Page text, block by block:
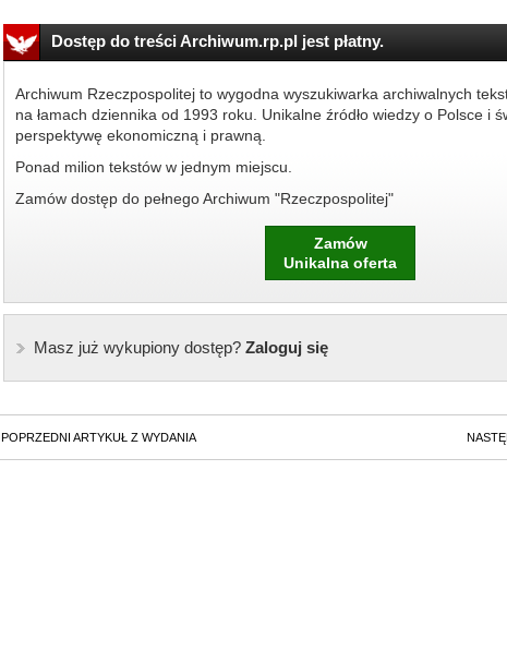
Dostęp do treści Archiwum.rp.pl jest płatny.
Archiwum Rzeczpospolitej to wygodna wyszukiwarka archiwalnych
na łamach dziennika od 1993 roku. Unikalne źródło wiedzy o Polsce i
perspektywę ekonomiczną i prawną.
Ponad milion tekstów w jednym miejscu.
Zamów dostęp do pełnego Archiwum "Rzeczpospolitej"
Zamów
Unikalna oferta
Masz już wykupiony dostęp?Zaloguj się
POPRZEDNI ARTYKUŁ Z WYDANIA